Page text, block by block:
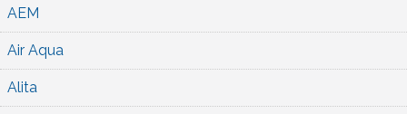
AEM
Air Aqua
Alita